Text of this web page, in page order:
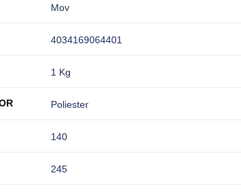
Mov
4034169064401
1 Kg
Poliester
140
245